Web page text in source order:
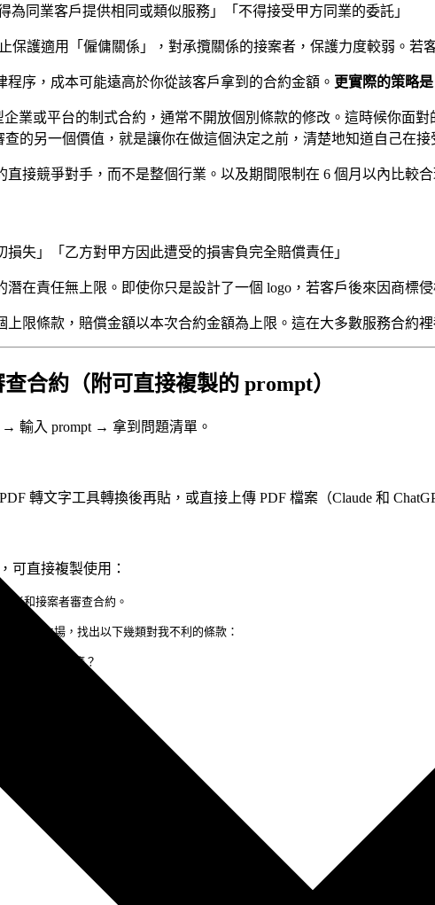
為同業客戶提供相同或類似服務」「不得接受甲方同業的委託」
保護適用「僱傭關係」，對承攬關係的接案者，保護力度較弱。
程序，成本可能遠高於你從該客戶拿到的合約金額。 更實際的策略
企業或平台的制式合約，通常不開放個別條款的修改。這時候你面
的另一個價值，就是讓你在做這個決定之前，清楚地知道自己在接
接競爭對手，而不是整個行業。以及期間限制在 6 個月以內比較
失」「乙方對甲方因此遭受的損害負完全賠償責任」
潛在責任無上限。即使你只是設計了一個 logo，若客戶後來因商標
上限條款，賠償金額以本次合約金額為上限。這在大多數服務合約裡
合約（附可直接複製的 prompt）
輸入 prompt → 拿到問題清單。
轉文字工具轉換後再貼，或直接上傳 PDF 檔案（Claude 和
可直接複製使用：
者和接案者審查合約。
」的立場，找出以下幾類對我不利的條款：
範圍是否過廣？
？
處理？